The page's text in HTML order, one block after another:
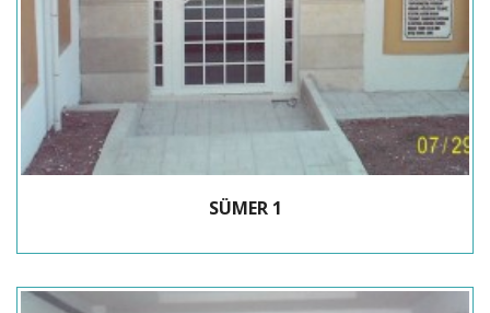
SÜMER 1